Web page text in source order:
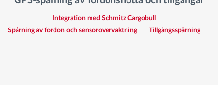
Integration med Schmitz Cargobull
Spårning av fordon och sensorövervaktning
Tillgångsspårning